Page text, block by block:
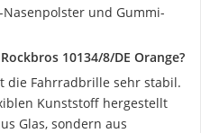
und Gummi-
10134/8/DE Orange?
die Fahrradbrille sehr stabil.
Kunststoff hergestellt
Glas, sondern aus